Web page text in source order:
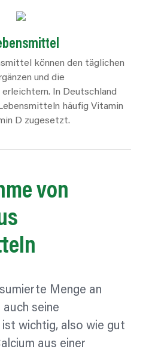
können den täglichen
und die
In Deutschland
häufig Vitamin
D zugesetzt.
von
Menge an
auch seine
wichtig, also wie gut
aus einer